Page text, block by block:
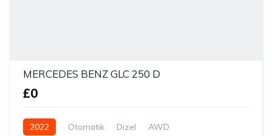
MERCEDES BENZ GLC 250 D
£0
2022 Otomatik Dizel AWD